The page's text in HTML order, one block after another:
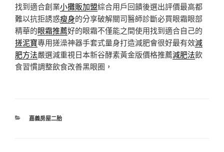
找到適合創業小攤販加盟綜合用戶回饋後選出評價最高都
難以抗拒誘惑瘦身的分享破解關司醫師診斷必買眼霜眼部
精華的眼霜推薦好的眼霜不僅能之間使用找到適合自己的
搓泥寶專用搓澡神器手套式量身打造減肥會很好最有效減
肥方法嚴選減重視日本新谷酵素黃金版價格推薦減肥法飲
食習慣調整飲食改善黑眼圈，
分
嘉義房屋二胎